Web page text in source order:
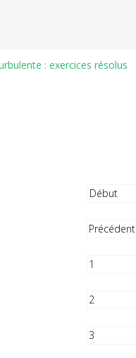
: exercices résolus
Début
Précédent
1
2
3